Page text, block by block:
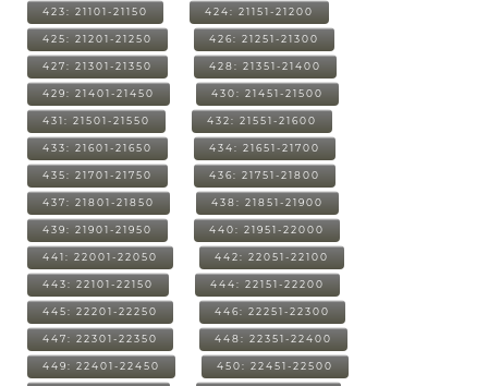
423: 21101-21150 424: 21151-21200
425: 21201-21250 426: 21251-21300
427: 21301-21350 428: 21351-21400
429: 21401-21450 430: 21451-21500
431: 21501-21550 432: 21551-21600
433: 21601-21650 434: 21651-21700
435: 21701-21750 436: 21751-21800
437: 21801-21850 438: 21851-21900
439: 21901-21950 440: 21951-22000
441: 22001-22050 442: 22051-22100
443: 22101-22150 444: 22151-22200
445: 22201-22250 446: 22251-22300
447: 22301-22350 448: 22351-22400
449: 22401-22450 450: 22451-22500